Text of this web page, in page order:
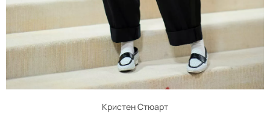
Кристен Стюарт